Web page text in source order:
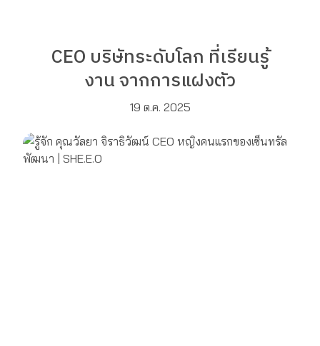
CEO บริษัทระดับโลก ที่เรียนรู้
งาน จากการแฝงตัว
19 ต.ค. 2025